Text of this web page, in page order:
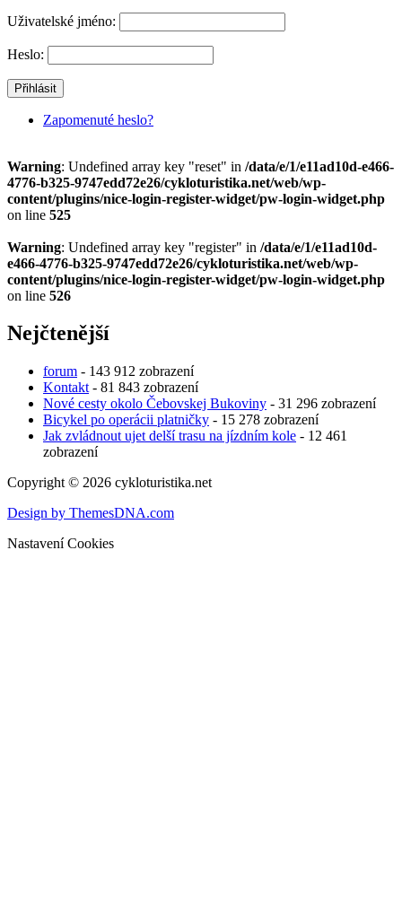
Uživatelské jméno:
Heslo:
Zapomenuté heslo?
Warning: Undefined array key "reset" in /data/e/1/e11ad10d-e466-
4776-b325-9747edd72e26/cykloturistika.net/web/wp-
content/plugins/nice-login-register-widget/pw-login-widget.php
on line 525
Warning: Undefined array key "register" in /data/e/1/e11ad10d-
e466-4776-b325-9747edd72e26/cykloturistika.net/web/wp-
content/plugins/nice-login-register-widget/pw-login-widget.php
on line 526
Nejčtenější
forum - 143 912 zobrazení
Kontakt - 81 843 zobrazení
Nové cesty okolo Čebovskej Bukoviny - 31 296 zobrazení
Bicykel po operácii platničky - 15 278 zobrazení
Jak zvládnout ujet delší trasu na jízdním kole - 12 461
zobrazení
Copyright © 2026 cykloturistika.net
Design by ThemesDNA.com
Nastavení Cookies